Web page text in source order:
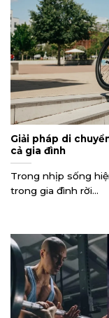
Giải pháp di
cả gia đình
Trong nhịp sống
trong gia đình rời...